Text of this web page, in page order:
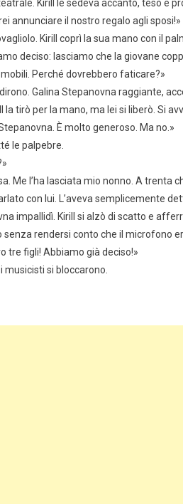
Kirill le sedeva accanto, teso e
annunciare il nostro regalo agli sposi!»
Kirill coprì la sua mano con il
deciso: lasciamo che la giovane
Perché dovrebbero faticare?»
Galina Stepanovna raggiante,
la tirò per la mano, ma lei si liberò. Si
È molto generoso. Ma no.»
le palpebre.
Me l’ha lasciata mio nonno. A trenta
con lui. L’aveva semplicemente
impallidì. Kirill si alzò di scatto e
senza rendersi conto che il microfono
tre figli! Abbiamo già deciso!»
musicisti si bloccarono.